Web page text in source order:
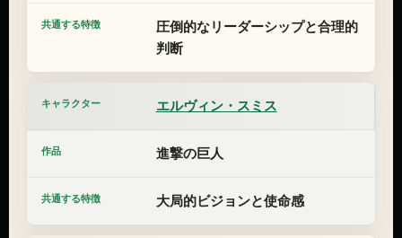
圧倒的なリーダーシップと合理的
判断
エルヴィン・スミス
進撃の巨人
大局的ビジョンと使命感